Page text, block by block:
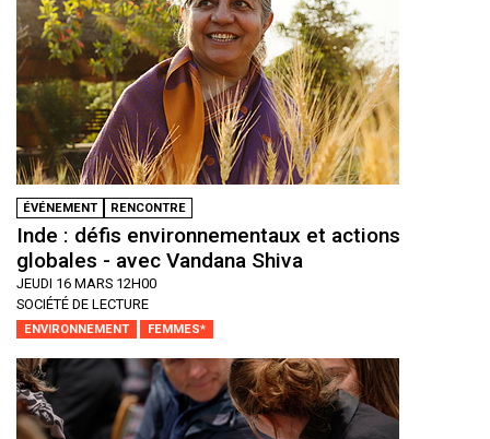
ÉVÉNEMENT RENCONTRE
Inde : défis environnementaux et actions
globales - avec Vandana Shiva
JEUDI 16 MARS 12H00
SOCIÉTÉ DE LECTURE
ENVIRONNEMENT FEMMES*